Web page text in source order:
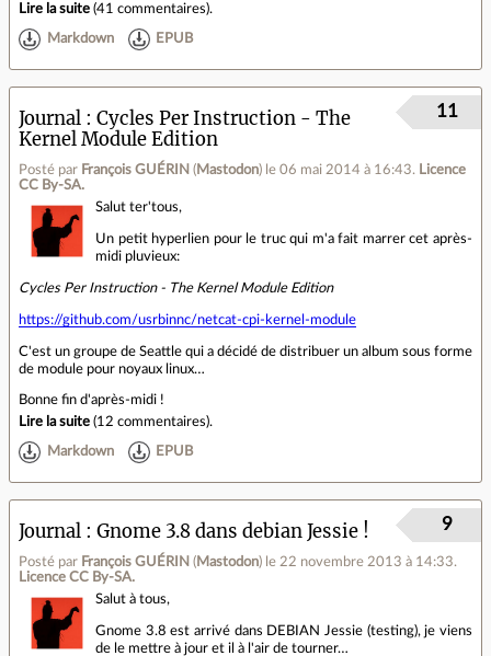
Lire la suite (41 commentaires).
Markdown EPUB
Journal
Cycles Per Instruction - The
Kernel Module Edition
Posté par François GUÉRIN ( Mastodon) le 06 mai 2014 à 16:43. Licence
CC By‑SA.
11
Salut ter'tous,
Un petit hyperlien pour le truc qui m'a fait marrer cet après-
midi pluvieux:
Cycles Per Instruction - The Kernel Module Edition
https://github.com/usrbinnc/netcat-cpi-kernel-module
C'est un groupe de Seattle qui a décidé de distribuer un album sous forme
de module pour noyaux linux…
Bonne fin d'après-midi !
Lire la suite (12 commentaires).
Markdown EPUB
Journal Gnome 3.8 dans debian Jessie !
Posté par François GUÉRIN ( Mastodon) le 22 novembre 2013 à 14:33.
Licence CC By‑SA.
9
Salut à tous,
Gnome 3.8 est arrivé dans DEBIAN Jessie (testing), je viens
de le mettre à jour et il à l'air de tourner…